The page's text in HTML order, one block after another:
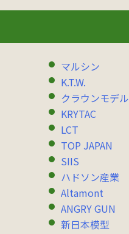
マルシン
K.T.W.
クラウンモデル
KRYTAC
LCT
TOP JAPAN
SIIS
ハドソン産業
Altamont
ANGRY GUN
新日本模型